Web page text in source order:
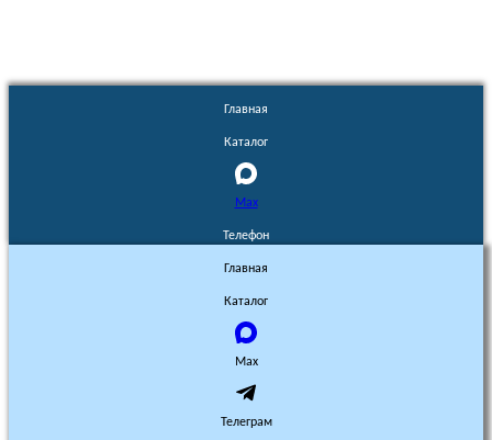
Главная
Каталог
Max
Телефон
Главная
Каталог
Max
Телеграм